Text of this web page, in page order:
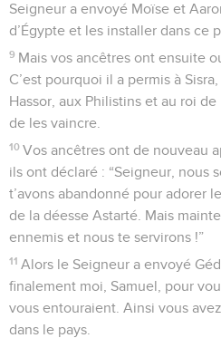
Seigneur a envoyé Moïse et
d’Égypte et les installer dans ce
9 Mais vos ancêtres ont ensuite
C’est pourquoi il a permis à
Hassor, aux Philistins et au roi
de les vaincre.
10 Vos ancêtres ont de nouveau
ils ont déclaré : “Seigneur, nous
t’avons abandonné pour adorer
de la déesse Astarté. Mais
ennemis et nous te servirons !”
11 Alors le Seigneur a envoyé
finalement moi, Samuel, pour
vous entouraient. Ainsi vous
dans le pays.